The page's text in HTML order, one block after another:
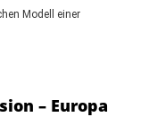
Modell einer
– Europa